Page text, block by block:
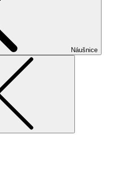
Náušnice